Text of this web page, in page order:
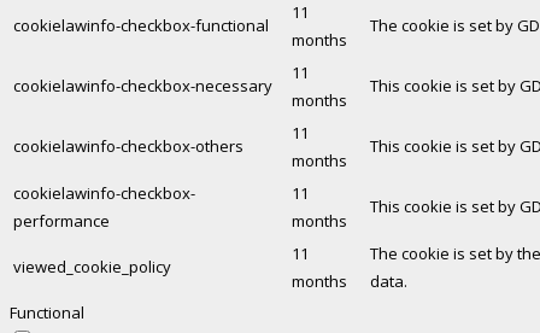
cookielawinfo-checkbox-functional
11
months
The cookie is set by
cookielawinfo-checkbox-necessary
11
months
This cookie is set by
cookielawinfo-checkbox-others
11
months
This cookie is set by
cookielawinfo-checkbox-
performance
11
months
This cookie is set by
viewed_cookie_policy
11
months
The cookie is set by
data.
Functional